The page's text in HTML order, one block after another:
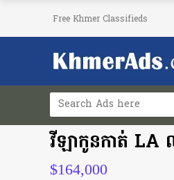
Free Khmer Classifieds
វីឡាកូនកាត់ LA
$164,000